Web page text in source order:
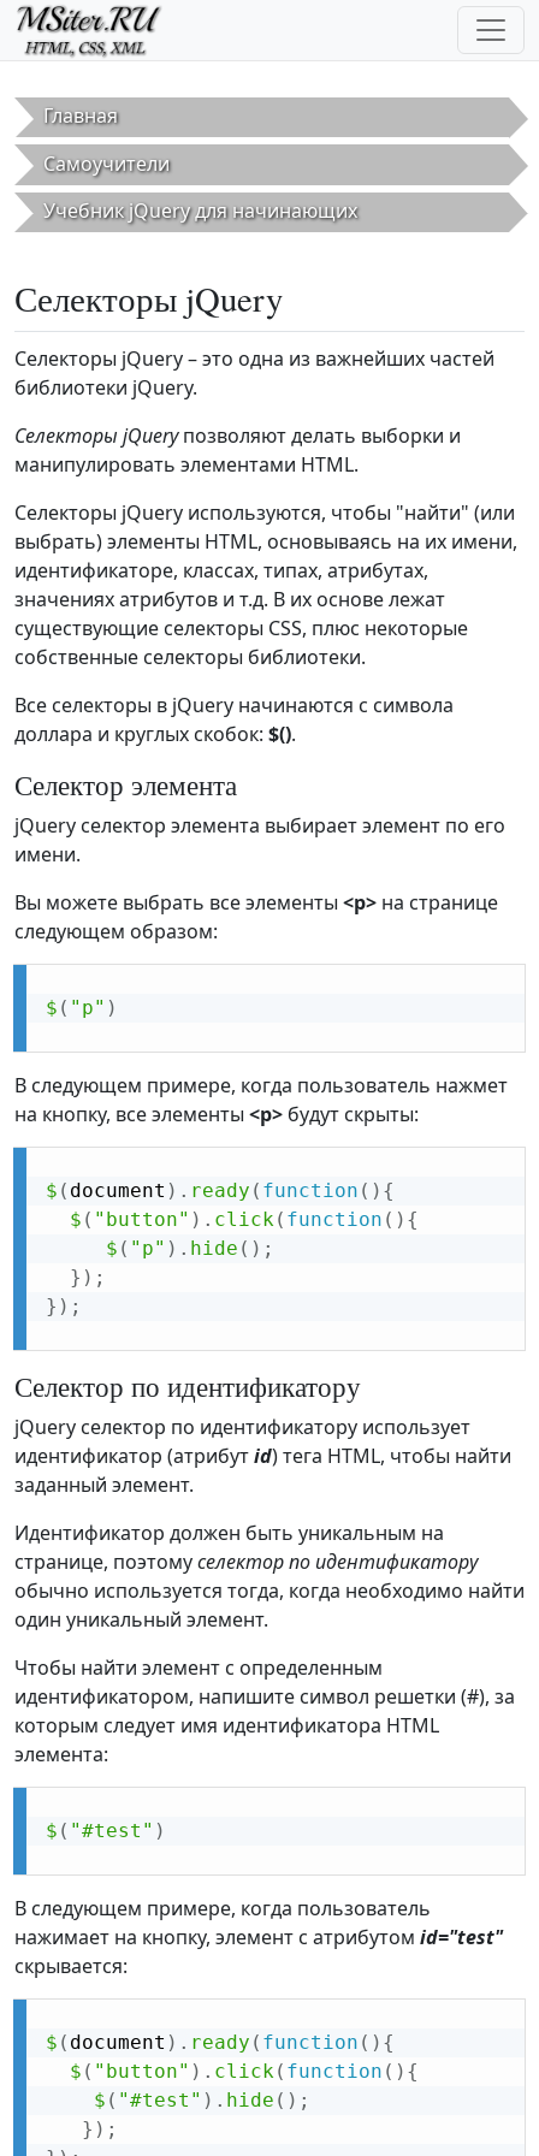
Перейти к основному содержанию
Главная
Самоучители
Учебник jQuery для начинающих
Селекторы jQuery
Селекторы jQuery – это одна из важнейших частей
библиотеки jQuery.
Селекторы jQueryпозволяют делать выборки и
манипулировать элементами HTML.
Селекторы jQuery используются, чтобы "найти" (или
выбрать) элементы HTML, основываясь на их имени,
идентификаторе, классах, типах, атрибутах,
значениях атрибутов и т.д. В их основе лежат
существующие селекторы CSS, плюс некоторые
собственные селекторы библиотеки.
Все селекторы в jQuery начинаются с символа
доллара и круглых скобок: $().
Селектор элемента
jQuery селектор элемента выбирает элемент по его
имени.
Вы можете выбрать все элементы <p> на странице
следующем образом:
$ ( "p" )
В следующем примере, когда пользователь нажмет
на кнопку, все элементы <p> будут скрыты:
$ ( document ) . ready ( function ( ) {
$ ( "button" ) . click( function ( ) {
$ ( "p" ) . hide ( ) ;
} ) ;
} ) ;
Селектор по идентификатору
jQuery селектор по идентификатору использует
идентификатор (атрибутid) тега HTML, чтобы найти
заданный элемент.
Идентификатор должен быть уникальным на
странице, поэтомуселектор по идентификатору
обычно используется тогда, когда необходимо найти
один уникальный элемент.
Чтобы найти элемент с определенным
идентификатором, напишите символ решетки (#), за
которым следует имя идентификатора HTML
элемента:
$ ( "#test" )
В следующем примере, когда пользователь
нажимает на кнопку, элемент с атрибутом id="test"
скрывается:
$ ( document ) . ready ( function ( ) {
$ ( "button" ) . click( function ( ) {
$ ( "#test" ) . hide ( ) ;
} ) ;